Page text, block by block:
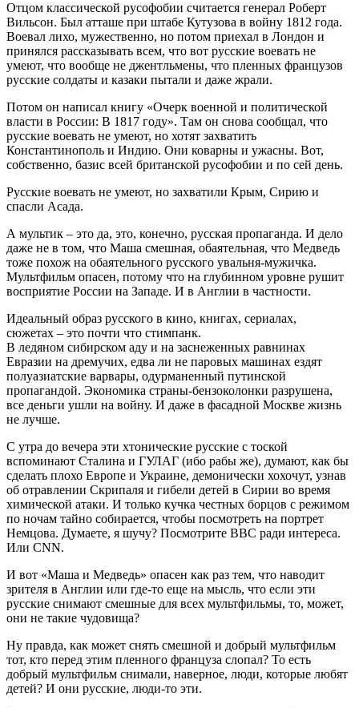
Отцом классической русофобии считается генерал Роберт
Вильсон. Был атташе при штабе Кутузова в войну 1812 года.
Воевал лихо, мужественно, но потом приехал в Лондон и
принялся рассказывать всем, что вот русские воевать не
умеют, что вообще не джентльмены, что пленных французов
русские солдаты и казаки пытали и даже жрали.
Потом он написал книгу «Очерк военной и политической
власти в России: В 1817 году». Там он снова сообщал, что
русские воевать не умеют, но хотят захватить
Константинополь и Индию. Они коварны и ужасны. Вот,
собственно, базис всей британской русофобии и по сей день.
Русские воевать не умеют, но захватили Крым, Сирию и
спасли Асада.
А мультик – это да, это, конечно, русская пропаганда. И дело
даже не в том, что Маша смешная, обаятельная, что Медведь
тоже похож на обаятельного русского увальня-мужичка.
Мультфильм опасен, потому что на глубинном уровне рушит
восприятие России на Западе. И в Англии в частности.
Идеальный образ русского в кино, книгах, сериалах,
сюжетах – это почти что стимпанк.
В ледяном сибирском аду и на заснеженных равнинах
Евразии на дремучих, едва ли не паровых машинах ездят
полуазиатские варвары, одурманенный путинской
пропагандой. Экономика страны-бензоколонки разрушена,
все деньги ушли на войну. И даже в фасадной Москве жизнь
не лучше.
С утра до вечера эти хтонические русские с тоской
вспоминают Сталина и ГУЛАГ (ибо рабы же), думают, как бы
сделать плохо Европе и Украине, демонически хохочут, узнав
об отравлении Скрипаля и гибели детей в Сирии во время
химической атаки. И только кучка честных борцов с режимом
по ночам тайно собирается, чтобы посмотреть на портрет
Немцова. Думаете, я шучу? Посмотрите ВВС ради интереса.
Или CNN.
И вот «Маша и Медведь» опасен как раз тем, что наводит
зрителя в Англии или где-то еще на мысль, что если эти
русские снимают смешные для всех мультфильмы, то, может,
они не такие чудовища?
Ну правда, как может снять смешной и добрый мультфильм
тот, кто перед этим пленного француза слопал? То есть
добрый мультфильм снимали, наверное, люди, которые любят
детей? И они русские, люди-то эти.